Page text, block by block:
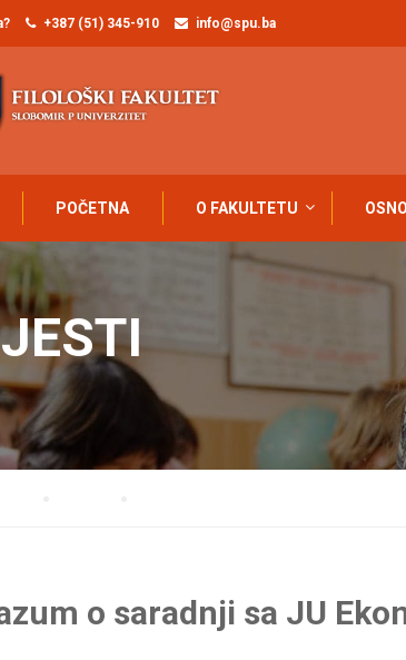
+387 (51) 345-910 info@spu.ba
POČETNA O FAKULTETU
o saradnji sa JU